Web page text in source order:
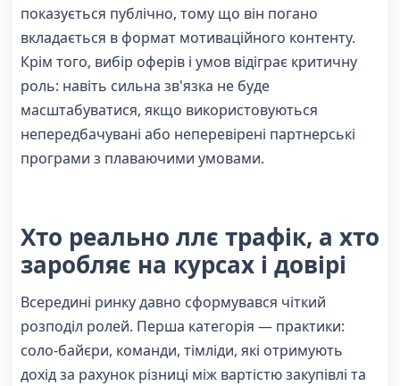
показується публічно, тому що він погано
вкладається в формат мотиваційного контенту.
Крім того, вибір оферів і умов відіграє критичну
роль: навіть сильна зв'язка не буде
масштабуватися, якщо використовуються
непередбачувані або неперевірені партнерські
програми з плаваючими умовами.
Хто реально ллє трафік, а хто
заробляє на курсах і довірі
Всередині ринку давно сформувався чіткий
розподіл ролей. Перша категорія — практики:
соло-байєри, команди, тімліди, які отримують
дохід за рахунок різниці між вартістю закупівлі та